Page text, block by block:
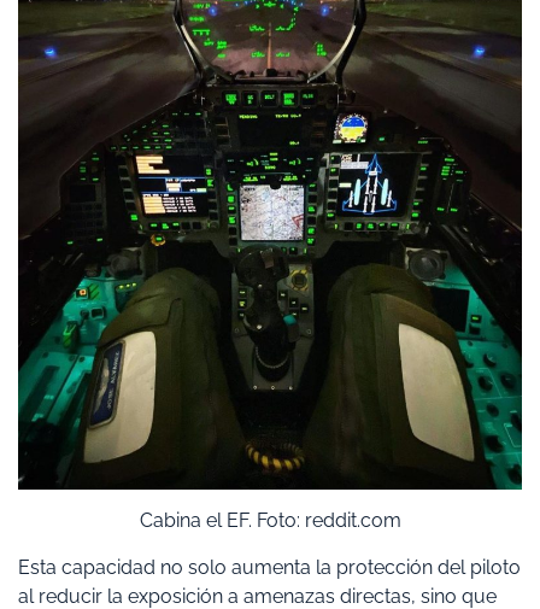
Cabina el EF. Foto: reddit.com
Esta capacidad no solo aumenta la protección del piloto
al reducir la exposición a amenazas directas, sino que